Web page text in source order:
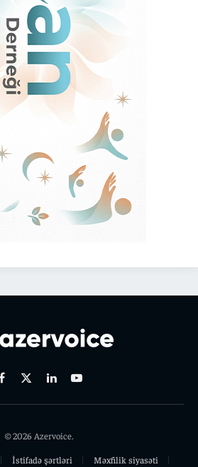
Facebook
X
LinkedinYoutube
© 2026 Azervoice.
İstifadə şərtləri Məxfilik siyasəti